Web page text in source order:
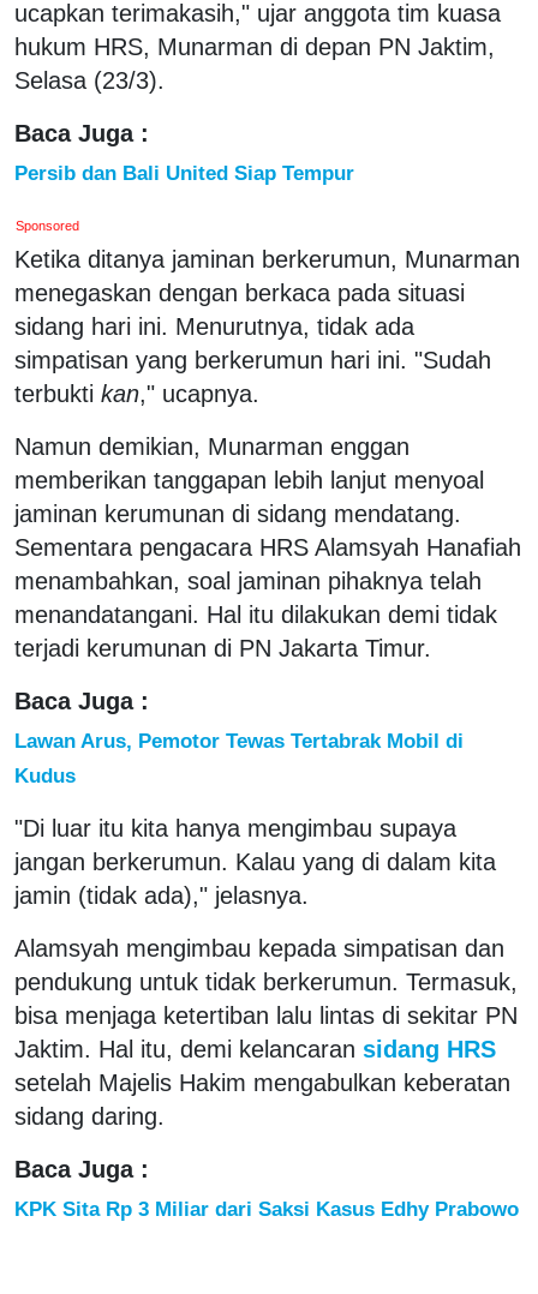
ucapkan terimakasih," ujar anggota tim kuasa
hukum HRS, Munarman di depan PN Jaktim,
Selasa (23/3).
Baca Juga :
Persib dan Bali United Siap Tempur
Sponsored
Ketika ditanya jaminan berkerumun, Munarman
menegaskan dengan berkaca pada situasi
sidang hari ini. Menurutnya, tidak ada
simpatisan yang berkerumun hari ini. "Sudah
terbukti kan," ucapnya.
Namun demikian, Munarman enggan
memberikan tanggapan lebih lanjut menyoal
jaminan kerumunan di sidang mendatang.
Sementara pengacara HRS Alamsyah Hanafiah
menambahkan, soal jaminan pihaknya telah
menandatangani. Hal itu dilakukan demi tidak
terjadi kerumunan di PN Jakarta Timur.
Baca Juga :
Lawan Arus, Pemotor Tewas Tertabrak Mobil di
Kudus
"Di luar itu kita hanya mengimbau supaya
jangan berkerumun. Kalau yang di dalam kita
jamin (tidak ada)," jelasnya.
Alamsyah mengimbau kepada simpatisan dan
pendukung untuk tidak berkerumun. Termasuk,
bisa menjaga ketertiban lalu lintas di sekitar PN
Jaktim. Hal itu, demi kelancaran sidang HRS
setelah Majelis Hakim mengabulkan keberatan
sidang daring.
Baca Juga :
KPK Sita Rp 3 Miliar dari Saksi Kasus Edhy Prabowo